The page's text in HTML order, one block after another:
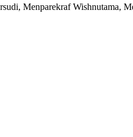
Menparekraf Wishnutama,